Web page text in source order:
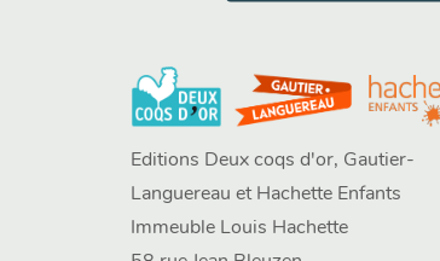
Editions Deux coqs d'or, Gautier-
Languereau et Hachette Enfants
Immeuble Louis Hachette